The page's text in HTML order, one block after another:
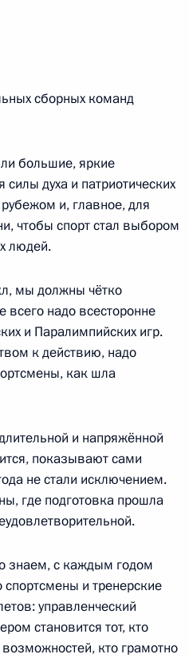
Сочи
сборных команд
большие, яркие
духа и патриотических
и, главное, для
чтобы спорт стал выбором
людей.
мы должны чётко
всего надо всесторонне
и Паралимпийских игр.
к действию, надо
как шла
и напряжённой
показывают сами
не стали исключением.
где подготовка прошла
знаем, с каждым годом
спортсмены и тренерские
управленческий
становится тот, кто
кто грамотно